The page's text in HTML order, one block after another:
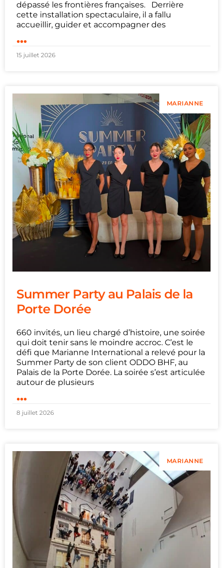
dépassé les frontières françaises. Derrière
cette installation spectaculaire, il a fallu
accueillir, guider et accompagner des
...
15 juillet 2026
MARIANNE
Summer Party au Palais de la
Porte Dorée
660 invités, un lieu chargé d’histoire, une soirée
qui doit tenir sans le moindre accroc. C’est le
défi que Marianne International a relevé pour la
Summer Party de son client ODDO BHF, au
Palais de la Porte Dorée. La soirée s’est articulée
autour de plusieurs
...
8 juillet 2026
MARIANNE